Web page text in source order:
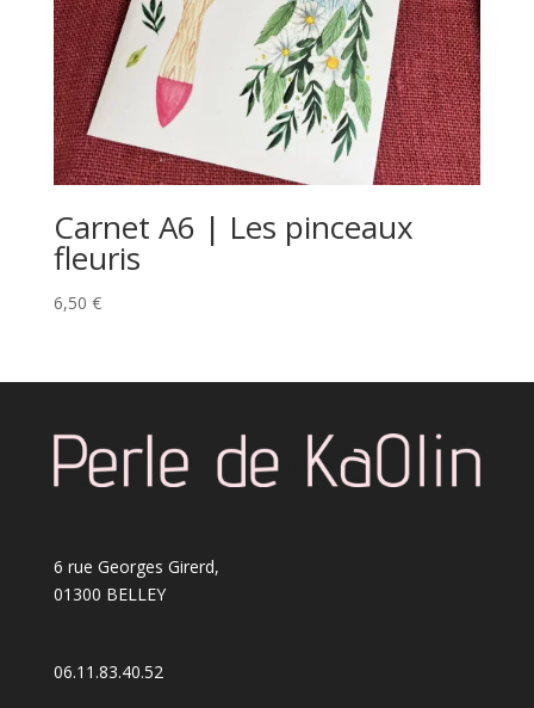
Carnet A6 | Les pinceaux
fleuris
6,50 €
6 rue Georges Girerd,
01300 BELLEY
06.11.83.40.52